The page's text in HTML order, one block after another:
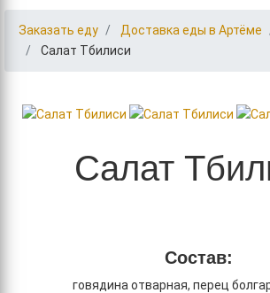
Заказать еду Доставка еды в Артёме
Салат Тбилиси
Салат
Состав:
говядина отварная, перец